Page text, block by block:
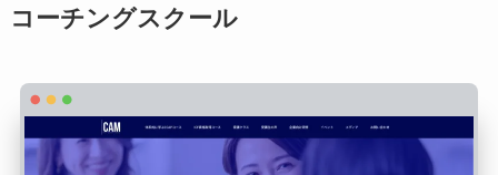
コーチングスクール